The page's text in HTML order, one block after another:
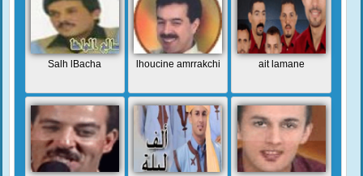
Salh lBacha lhoucine amrrakchi ait lamane